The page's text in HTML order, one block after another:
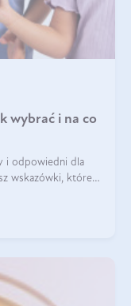
wybrać i na co
i odpowiedni dla
wskazówki, które